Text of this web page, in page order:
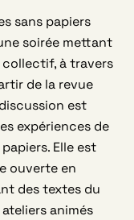
sans papiers
soirée mettant
collectif, à travers
de la revue
est
expériences de
Elle est
ouverte en
des textes du
animés